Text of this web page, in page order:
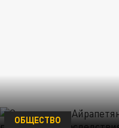
ОБЩЕСТВО